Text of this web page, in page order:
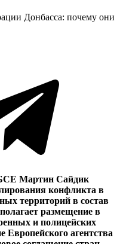
Донбасса: почему они
Мартин Сайдик
конфликта в
территорий в состав
размещение в
и полицейских
Европейского агентства